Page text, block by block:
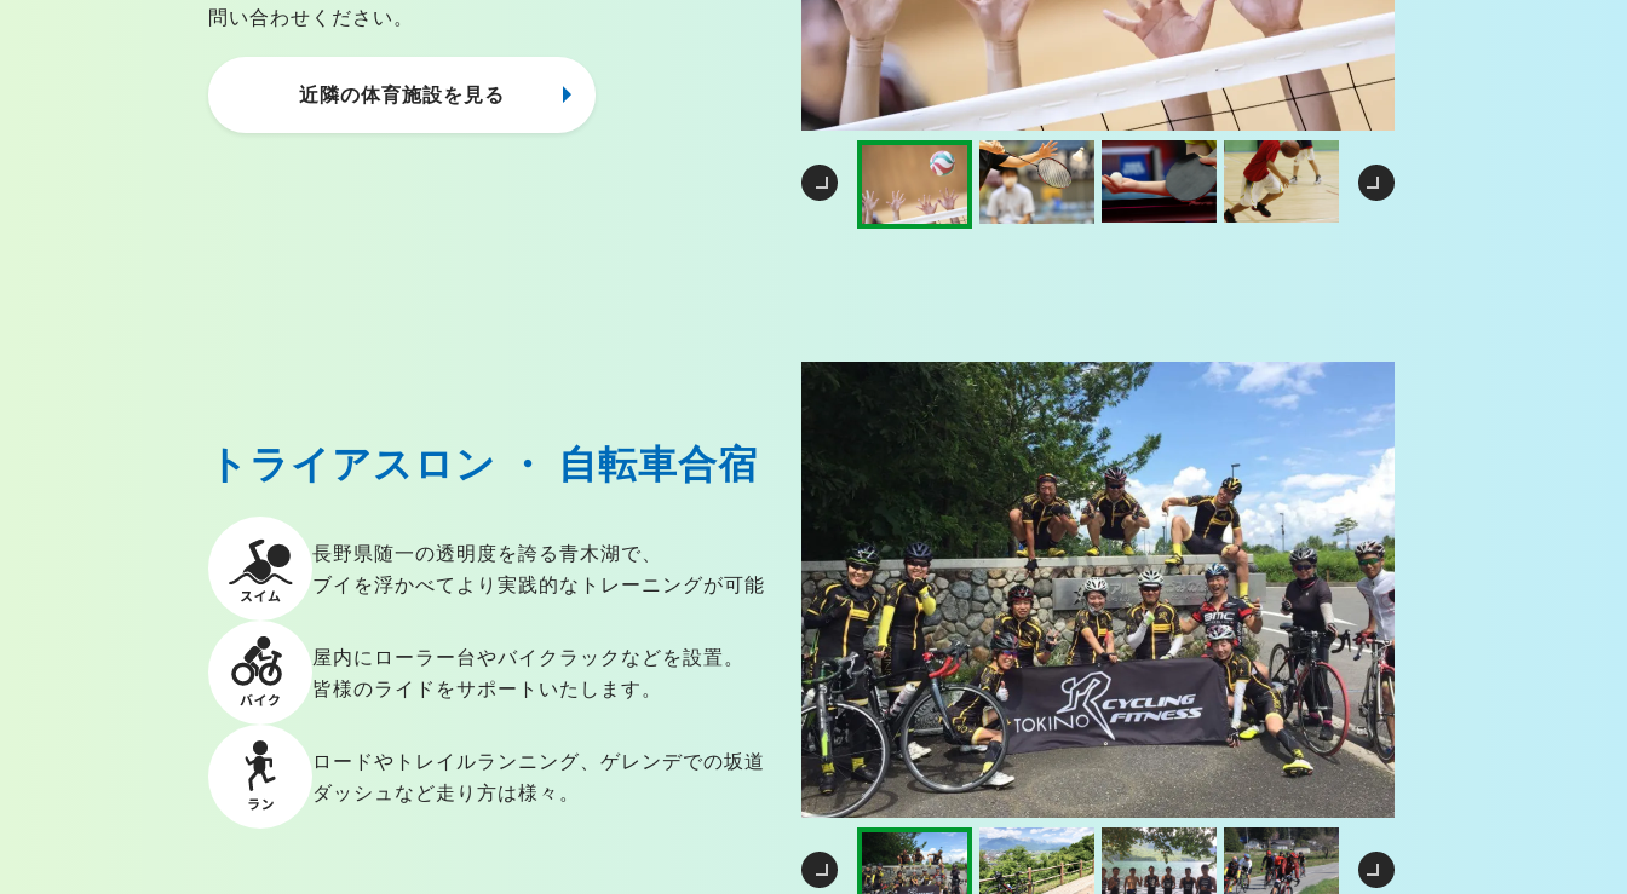
問い合わせください。
近隣の体育施設を見る
トライアスロン ・ 自転車合宿
長野県随一の透明度を誇る青木湖で、
ブイを浮かべてより実践的なトレーニングが可能
屋内にローラー台やバイクラックなどを設置。
皆様のライドをサポートいたします。
ロードやトレイルランニング、ゲレンデでの坂道
ダッシュなど走り方は様々。